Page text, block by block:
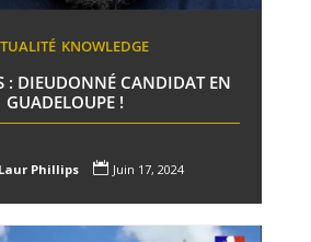
KNOWLEDGE
: DIEUDONNÉ CANDIDAT EN
GUADELOUPE !
Phillips  Juin 17, 2024